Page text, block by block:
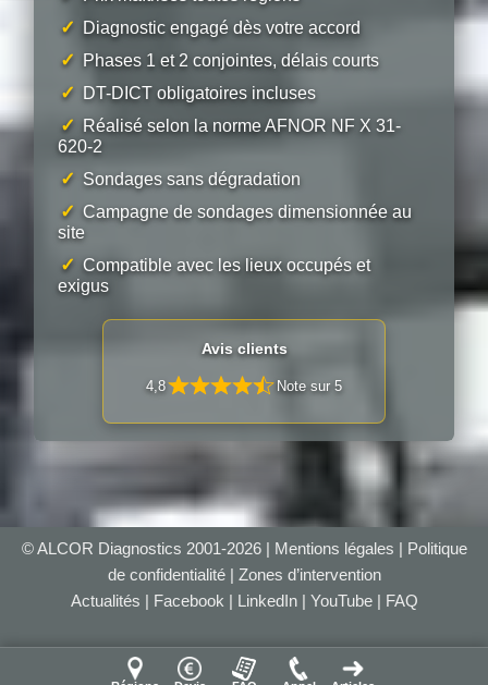
✓ Diagnostic engagé dès votre accord
✓ Phases 1 et 2 conjointes, délais courts
✓ DT-DICT obligatoires incluses
✓
Réalisé selon la norme AFNOR NF X 31-
620-2
✓ Sondages sans dégradation
✓ Campagne de sondages dimensionnée au
site
✓ Compatible avec les lieux occupés et
exigus
Avis clients
4,8 Note sur 5
© ALCOR Diagnostics 2001-2026 | Mentions légales | Politique
de confidentialité| Zones d’intervention
Actualités | Facebook | LinkedIn| YouTube| FAQ